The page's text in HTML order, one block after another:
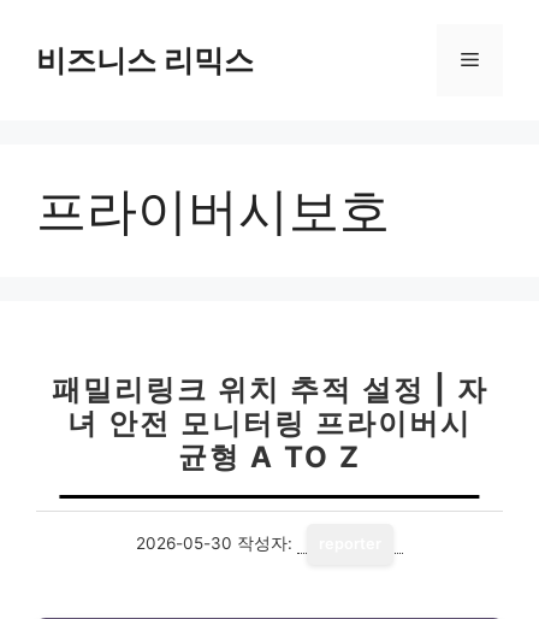
비즈니스 리믹스 메
프라이버시보호
패밀리링크 위치 추적 설정 | 자
녀 안전 모니터링 프라이버시
균형 A TO Z
2026-05-30 작성자: